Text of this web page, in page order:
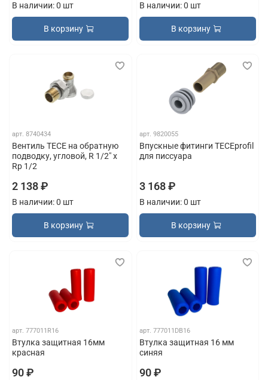
В наличии: 0 шт
В корзину
В наличии: 0 шт
В корзину
арт.8740434
Вентиль TECE на обратную
подводку, угловой, R 1/2" x
Rp 1/2
2 138 ₽
В наличии: 0 шт
В корзину
арт. 9820055
Впускные фитинги TECEprofil
для писсуара
3 168 ₽
В наличии: 0 шт
В корзину
арт.777011R16
Втулка защитная 16мм
красная
90 ₽
арт. 777011DB16
Втулка защитная 16 мм
синяя
90 ₽